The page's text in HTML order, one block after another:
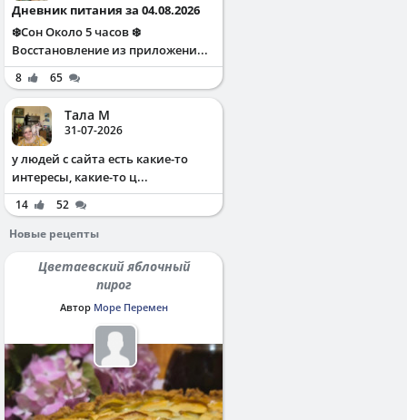
Дневник питания за 04.08.2026
❄️Сон Около 5 часов ❄️
Восстановление из приложени...
8 65
Тала М
31-07-2026
у людей с сайта есть какие-то
интересы, какие-то ц...
14
52
Новые рецепты
Цветаевский яблочный
пирог
Автор Море Перемен